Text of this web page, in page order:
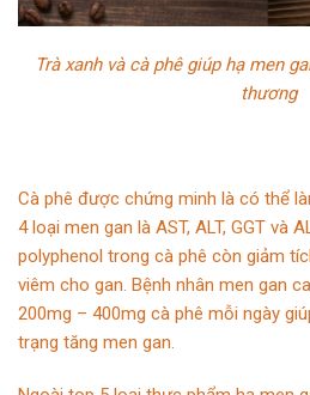
Trà xanh và cà phê giúp hạ men
thương
Cà phê được chứng minh là có thể
4 loại men gan là AST, ALT, GGT và
polyphenol trong cà phê còn giảm
viêm cho gan. Bệnh nhân men gan
200mg – 400mg cà phê mỗi ngày
trạng tăng men gan.